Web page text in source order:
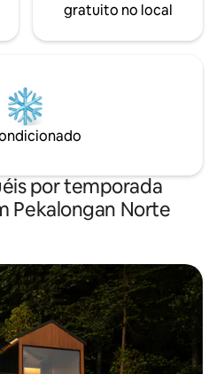
gratuito no local
por temporada
Pekalongan Norte